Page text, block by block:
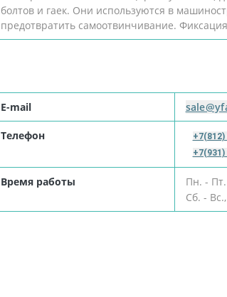
болтов и гаек. Они используются в
предотвратить самоотвинчивание.
E-mail
Телефон
Время работы
Пн. -
Сб. -